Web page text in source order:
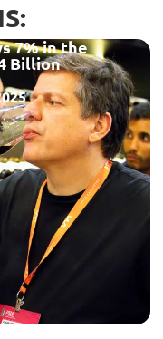
7% in the
Billion